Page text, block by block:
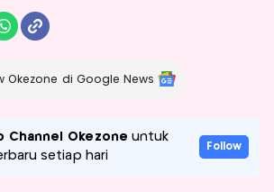
Okezone di Google News
Channel Okezone untuk
setiap hari
Follow